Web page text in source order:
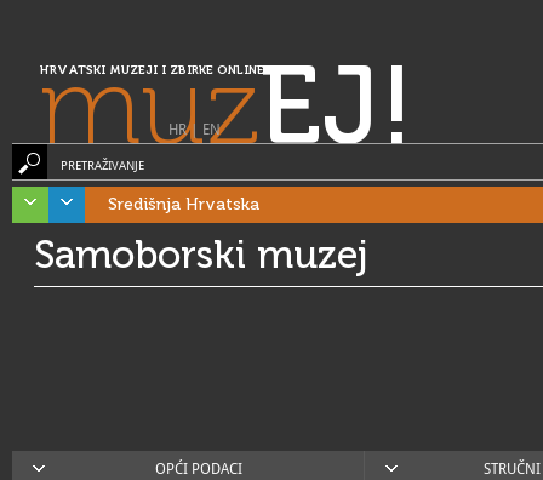
HRVATSKI MUZEJI I ZBIRKE ONLINE
muzEJ!
HR| EN
PRETRAŽIVANJE
Središnja Hrvatska
Samoborski muzej
OPĆI PODACI